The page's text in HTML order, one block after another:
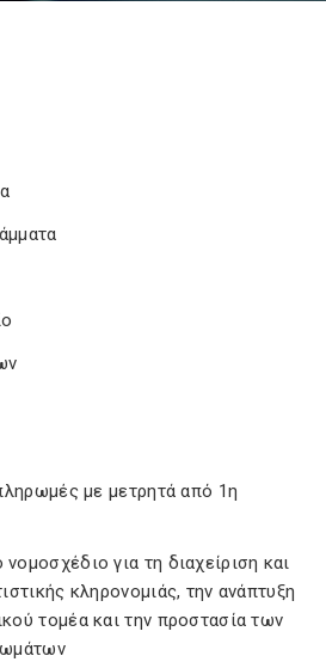
με μετρητά από 1η
για τη διαχείριση και
κληρονομιάς, την ανάπτυξη
τομέα και την προστασία των